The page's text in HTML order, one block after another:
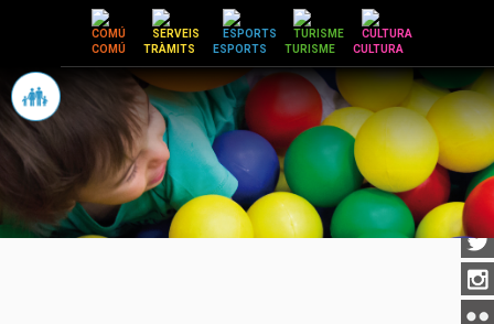
COMÚ TRÀMITS ESPORTS TURISME CULTURA